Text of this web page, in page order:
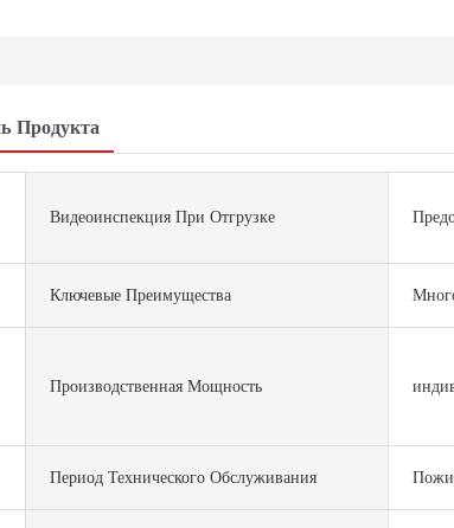
Продукта
Видеоинспекция При Отгрузке
Ключевые Преимущества
Производственная Мощность
Период Технического Обслуживания